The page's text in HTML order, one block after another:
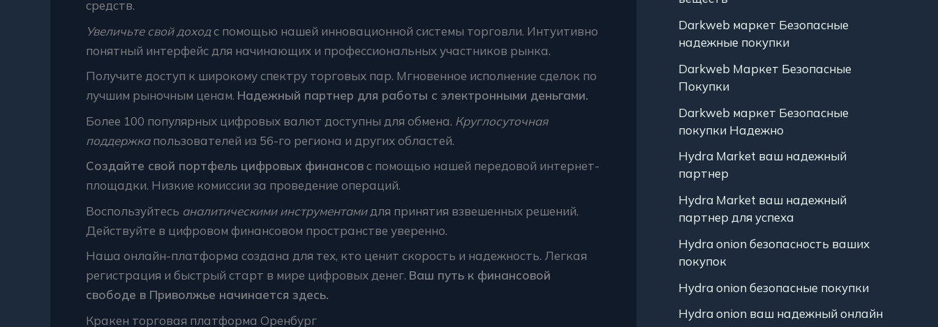
средств.
Увеличьте свой доходс помощью нашей инновационной системы торговли. Интуитивно
понятный интерфейс для начинающих и профессиональных участников рынка.
Получите доступ к широкому спектру торговых пар. Мгновенное исполнение сделок по
лучшим рыночным ценам. Надежный партнер для работы с электронными деньгами.
Более 100 популярных цифровых валют доступны для обмена. Круглосуточная
поддержкапользователей из 56-го региона и других областей.
Создайте свой портфель цифровых финансовс помощью нашей передовой интернет-
площадки. Низкие комиссии за проведение операций.
Воспользуйтесь аналитическими инструментамидля принятия взвешенных решений.
Действуйте в цифровом финансовом пространстве уверенно.
Наша онлайн-платформа создана для тех, кто ценит скорость и надежность. Легкая
регистрация и быстрый старт в мире цифровых денег. Ваш путь к финансовой
свободе в Приволжье начинается здесь.
Кракен торговая платформа Оренбург
Darkweb маркет Безопасные
надежные покупки
Darkweb Маркет Безопасные
Покупки
Darkweb маркет Безопасные
покупки Надежно
Hydra Market ваш надежный
партнер
Hydra Market ваш надежный
партнер для успеха
Hydra onion безопасность ваших
покупок
Hydra onion безопасные покупки
Hydra onion ваш надежный онлайн